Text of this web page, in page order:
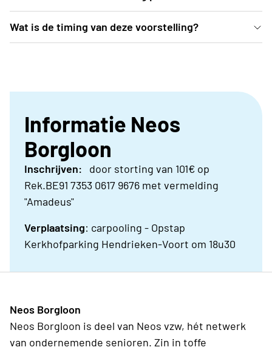
In de comfortabele zitjes van het Trixxo Theater
(Gouverneur Verwilghensingel 70, 3500 Hasselt) kan
Wat is de timing van deze voorstelling?
inclusief pauze.
Informatie Neos
Borgloon
Inschrijven: door storting van 101€ op
Rek.BE91 7353 0617 9676 met vermelding
"Amadeus"
Verplaatsing: carpooling - Opstap
Kerkhofparking Hendrieken-Voort om 18u30
Neos Borgloon
Neos Borgloon is deel van Neos vzw, hét netwerk
van ondernemende senioren. Zin in toffe